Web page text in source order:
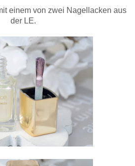
einem von zwei Nagellacken aus
der LE.